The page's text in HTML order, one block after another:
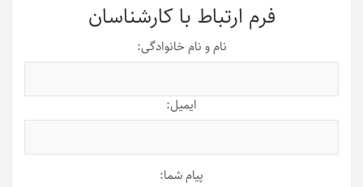
فرم ارتباط با کارشناسان
نام و نام خانوادگی:
ایمیل:
پیام شما: